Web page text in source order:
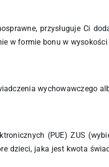
przysługuje Ci
w formie bonu w wysokości
wychowawczego
(PUE) ZUS
dzieci, jaka jest kwota